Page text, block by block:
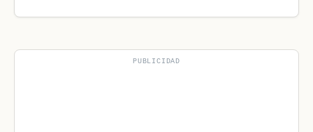
PUBLICIDAD